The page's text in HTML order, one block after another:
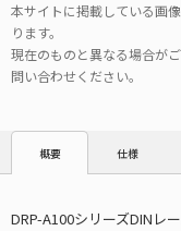
本サイトに掲載している画
ります。
現在のものと異なる場合が
問い合わせください。
概要 仕様
DRP-A100シリーズDINレ